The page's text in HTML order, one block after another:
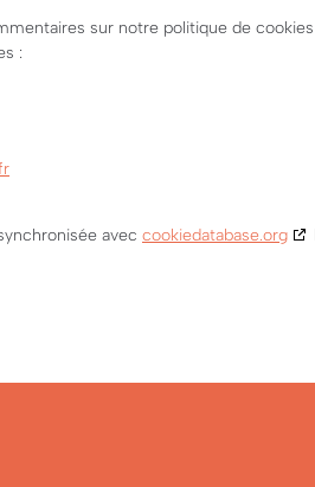
sur notre politique de
:
avec cookiedatabase.org